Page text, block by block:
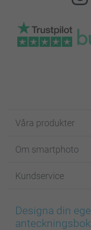
Våra produkter
Fotokort
Fotoböcker
Bilder, Fotoförstoring
Skal till Mobil &
Om smartphoto
För affiliates
Cookie Policy
Sitemap
Kundservice
smartgaranti
smartbonus
Designa din
anteckningsbok